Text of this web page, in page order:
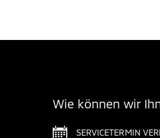
Wie können wir
SERVICETERMIN